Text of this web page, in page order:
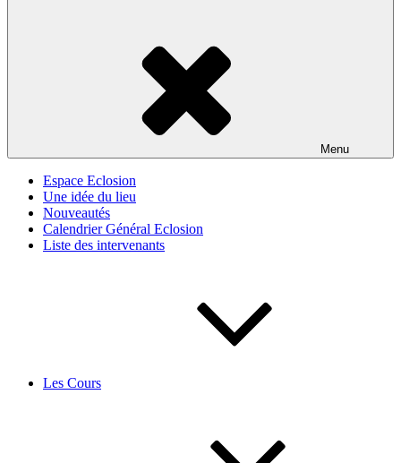
Menu
Espace Eclosion
Une idée du lieu
Nouveautés
Calendrier Général Eclosion
Liste des intervenants
Les Cours